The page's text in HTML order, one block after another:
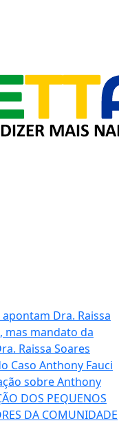
Dra. Raissa
mas mandato da
Raissa Soares
Caso Anthony Fauci
sobre Anthony
DOS PEQUENOS
DA COMUNIDADE